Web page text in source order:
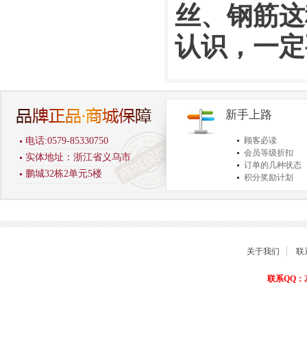
丝、钢筋
电话:0579-85330750
实体地址：浙江省义乌市
鹏城32栋2单元5楼
新手上路
顾客必读
会员等级折扣
订单的几种状态
积分奖励计划
商品退货保障
关于我们 联
联系QQ：